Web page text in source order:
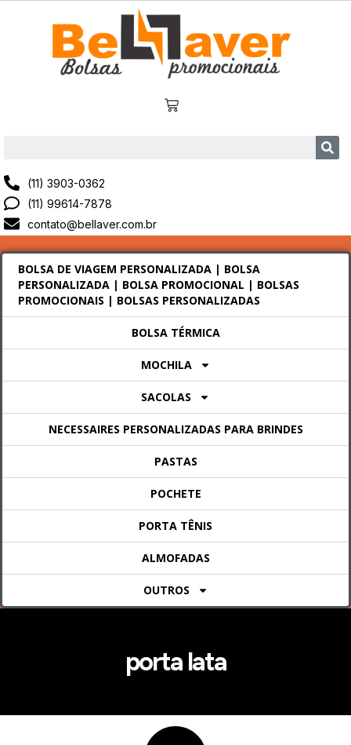
(11) 3903-0362
(11) 99614-7878
contato@bellaver.com.br
BOLSA DE VIAGEM PERSONALIZADA | BOLSA
PERSONALIZADA | BOLSA PROMOCIONAL | BOLSAS
PROMOCIONAIS | BOLSAS PERSONALIZADAS
BOLSA TÉRMICA
MOCHILA
SACOLAS
NECESSAIRES PERSONALIZADAS PARA BRINDES
PASTAS
POCHETE
PORTA TÊNIS
ALMOFADAS
OUTROS
porta lata